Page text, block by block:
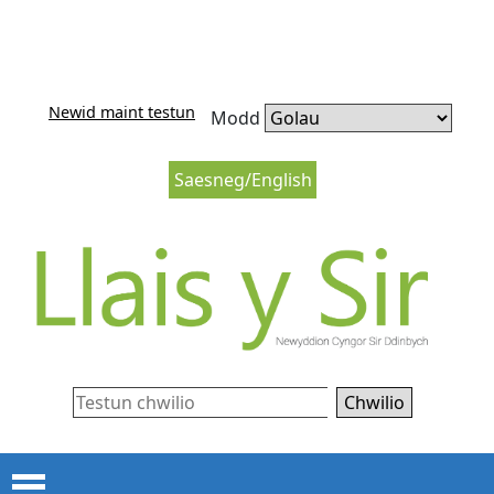
Saesneg/English
Newid maint testun Modd
Chwilio